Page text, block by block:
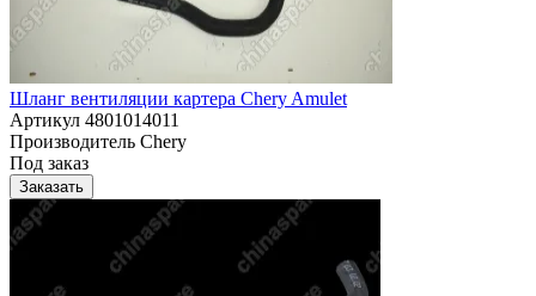
Шланг вентиляции картера Chery Amulet
Артикул 4801014011
Производитель Chery
Под заказ
Заказать